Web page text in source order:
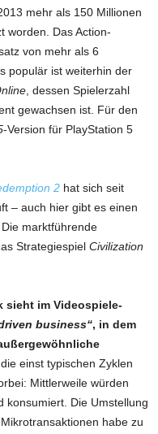
mehr als 150 Millionen
worden. Das Action-
von mehr als 6
populär ist weiterhin der
, dessen Spielerzahl
gewachsen ist. Für den
-Version für PlayStation 5
2 hat sich seit
– auch hier gibt es einen
marktführende
Strategiespiel Civilization
sieht im Videospiele-
business“, in dem
einst typischen Zyklen
Mittlerweile würden
konsumiert. Die Umstellung
habe zu